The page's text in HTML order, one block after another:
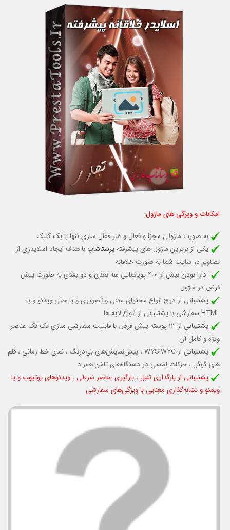
امکانات و ویژگی های ماژول:
به صورت ماژولی مجزا و فعال و غیر فعال سازی تنها با یک کلیک
یکی از برترین ماژول های پیشرفتهپرستاشاپ با هدف ایجاد اسلایدری از
تصاویر در سایت شما به صورت خلاقانه
دارا بودن بیش از 200 پویانمائی سه بعدی و دو بعدی به صورت پیش
فرض در ماژول
پشتیبانی از درج انواع محتوای متنی و تصویری و یا حتی ویدئو و یا
HTML سفارشی با پشتیبانی از انواع لایه ها
پشتیبانی از 13 پوسته پیش فرض با قابلیت سفارشی سازی تک تک عناصر
ویژه و کامل آن
پشتیبانی از WYSIWYG ، پیش‌نمایش‌های بی‌درنگ ، نمای خط زمانی ، قلم
های گوگل ، حرکات لمسی در دستگاه‌های تلفن همراه
پشتیبانی ازبارگذاری تنبل، بارگیری عناصر شرطی ، ویدئوهای یوتیوب و یا
ویمئو و نشانه‌گذاری معنایی با ویژگی‌های سفارشی